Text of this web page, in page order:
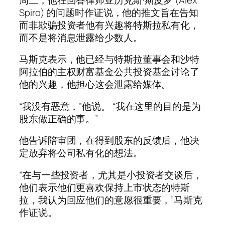
Spiro) 的问题时作证说，他的推文旨在告知
而非欺骗投资者他有兴趣将特斯拉私有化，
而不是将消息泄露给少数人。
马斯克表示，他已经与特斯拉董事会和沙特
阿拉伯的主权财富基金公共投资基金讨论了
他的兴趣，他担心这会泄露给媒体。
“我没有恶意，”他说。 “我在这里的目的是为
股东做正确的事。”
他告诉陪审团，在得到股东的反馈后，他决
定放弃将公司私有化的想法。
“在与一些投资者，尤其是小投资者交谈后，
他们表示他们更喜欢保持上市状态的特斯
拉，我认为回应他们的意愿很重要，”马斯克
作证说。